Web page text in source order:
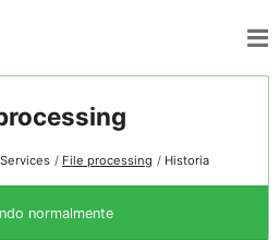
Services File processing Historia
normalmente